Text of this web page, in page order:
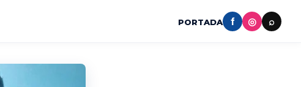
PORTADA f ◎ ⌕